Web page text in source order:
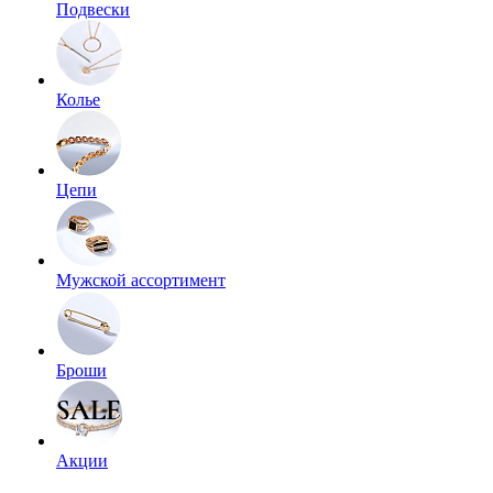
Подвески
Колье
Цепи
Мужской ассортимент
Броши
Акции